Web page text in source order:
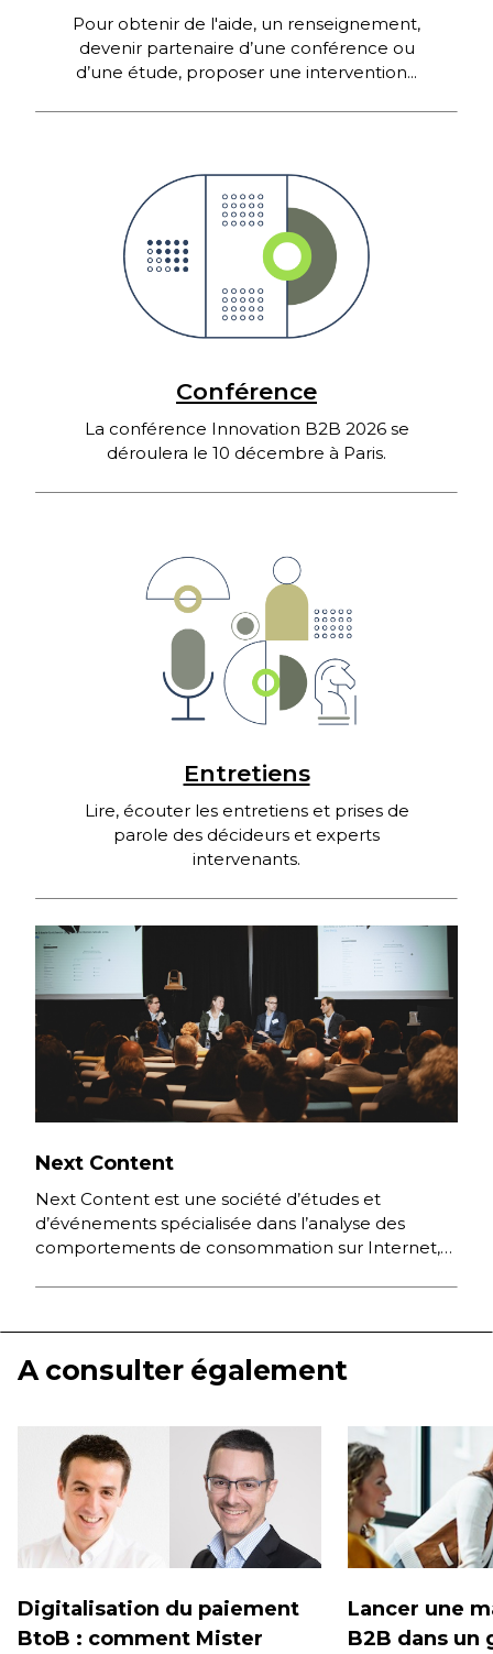
Pour obtenir de l'aide, un renseignement,
devenir partenaire d’une conférence ou
d’une étude, proposer une intervention...
Conférence
La conférence Innovation B2B 2026 se
déroulera le 10 décembre à Paris.
Entretiens
Lire, écouter les entretiens et prises de
parole des décideurs et experts
intervenants.
Next Content
Next Content est une société d’études et
d’événements spécialisée dans l’analyse des
comportements de consommation sur Internet,
A consulter également
Digitalisation du paiement
BtoB : comment Mister
Lancer une
B2B dans un